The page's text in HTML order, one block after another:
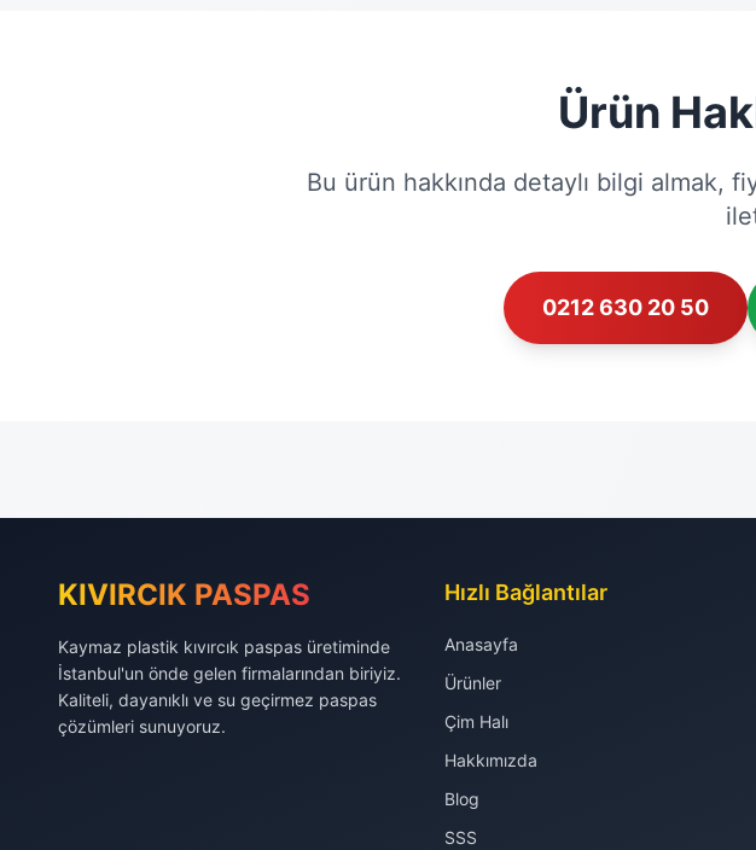
Ürün
Bu ürün hakkında detaylı bilgi almak,
0212 630 20 50
KIVIRCIK PASPAS
Kaymaz plastik kıvırcık paspas üretiminde
İstanbul'un önde gelen firmalarından biriyiz.
Kaliteli, dayanıklı ve su geçirmez paspas
çözümleri sunuyoruz.
Hızlı Bağlantılar
Anasayfa
Ürünler
Çim Halı
Hakkımızda
Blog
SSS